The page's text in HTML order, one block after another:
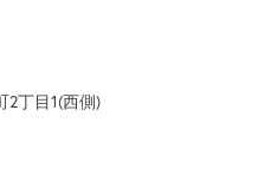
2丁目1(西側)